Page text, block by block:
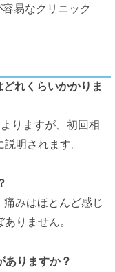
易なクリニック
れくらいかかりま
りますが、初回相
明されます。
みはほとんど感じ
りません。
りますか？